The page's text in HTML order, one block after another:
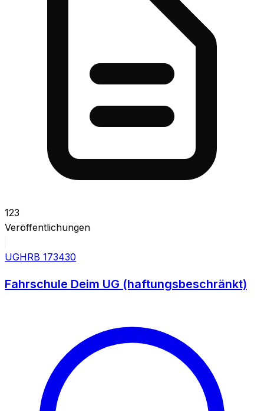
123
Veröffentlichungen
UGHRB 173430
Fahrschule Deim UG (haftungsbeschränkt)